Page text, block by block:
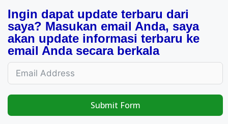
Ingin dapat update terbaru dari
saya? Masukan email Anda, saya
akan update informasi terbaru ke
email Anda secara berkala
Submit Form